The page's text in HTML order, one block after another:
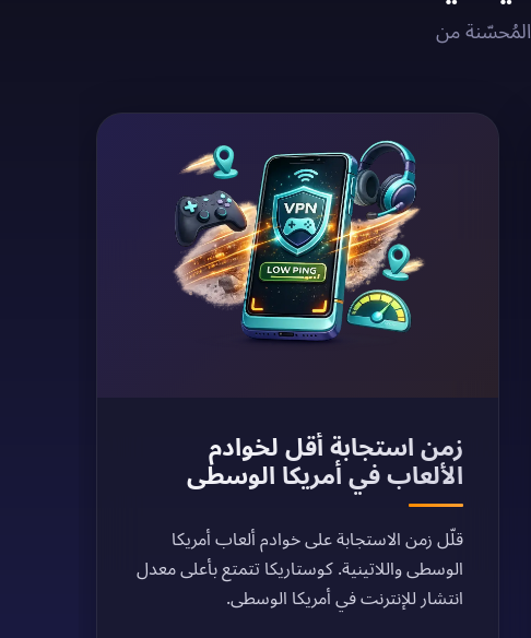
أطلق العنان لكامل إمكانات الإنترنت الكوستاريكي مع خوادم VPN المُحسّنة من
زمن استجابة أقل لخوادم
الألعاب في أمريكا الوسطى
قلّل زمن الاستجابة على خوادم ألعاب أمريكا
الوسطى واللاتينية. كوستاريكا تتمتع بأعلى معدل
انتشار للإنترنت في أمريكا الوسطى.